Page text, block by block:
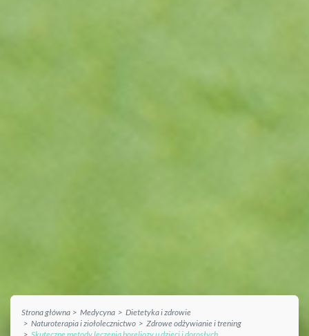
Strona główna Medycyna
Dietetyka i zdrowie
Naturoterapia i ziołolecznictwo
Zdrowe odżywianie i trening